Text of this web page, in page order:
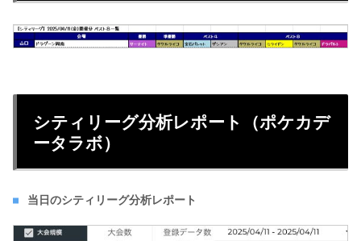
シティリーグ分析レポート（ポケカデ
ータラボ）
当日のシティリーグ分析レポート